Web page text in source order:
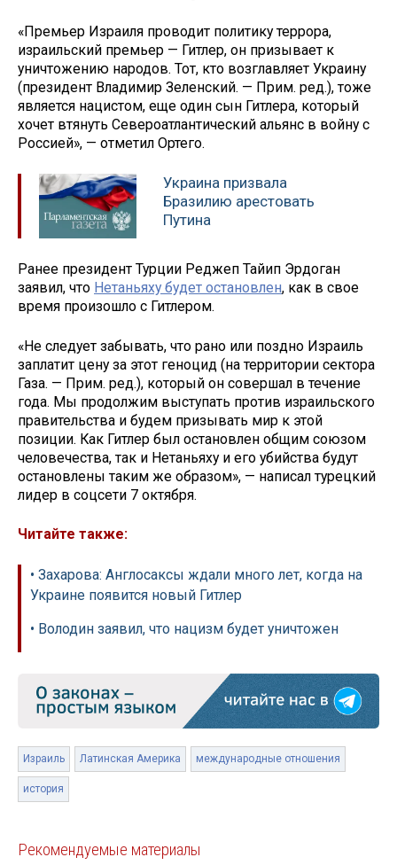
«Премьер Израиля проводит политику террора,
израильский премьер — Гитлер, он призывает к
уничтожению народов. Тот, кто возглавляет Украину
(президент Владимир Зеленский. — Прим. ред.), тоже
является нацистом, еще один сын Гитлера, который
хочет втянуть Североатлантический альянс в войну с
Россией», — отметил Ортего.
Украина призвала
Бразилию арестовать
Путина
Ранее президент Турции Реджеп Тайип Эрдоган
заявил, что Нетаньяху будет остановлен, как в свое
время произошло с Гитлером.
«Не следует забывать, что рано или поздно Израиль
заплатит цену за этот геноцид (на территории сектора
Газа. — Прим. ред.), который он совершал в течение
года. Мы продолжим выступать против израильского
правительства и будем призывать мир к этой
позиции. Как Гитлер был остановлен общим союзом
человечества, так и Нетаньяху и его убийства будут
остановлены таким же образом», — написал турецкий
лидер в соцсети 7 октября.
Читайте также:
• Захарова: Англосаксы ждали много лет, когда на
Украине появится новый Гитлер
• Володин заявил, что нацизм будет уничтожен
Израиль Латинская Америка международные отношения
история
Рекомендуемые материалы